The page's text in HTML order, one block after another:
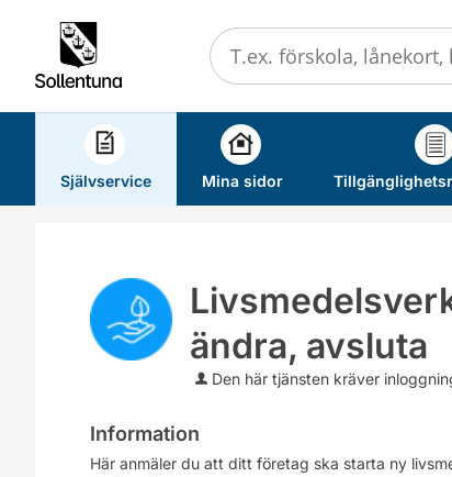
självservice
-
Sollentuna
kommunSjälvservice Mina sidor
ändra, avsluta
Den här tjänsten kräver
Information
Här anmäler du att ditt företag ska starta ny